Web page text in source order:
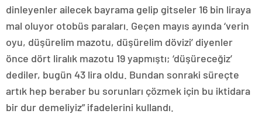
dinleyenler ailecek bayrama gelip gitseler 16 bin liraya
mal oluyor otobüs paraları. Geçen mayıs ayında ‘verin
oyu, düşürelim mazotu, düşürelim dövizi’ diyenler
önce dört liralık mazotu 19 yapmıştı; ‘düşüreceğiz’
dediler, bugün 43 lira oldu. Bundan sonraki süreçte
artık hep beraber bu sorunları çözmek için bu iktidara
bir dur demeliyiz” ifadelerini kullandı.